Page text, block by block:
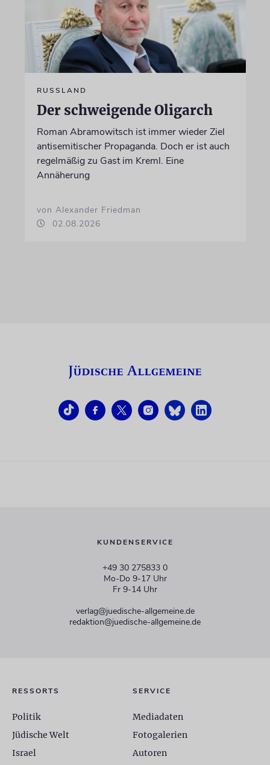
RUSSLAND
Der schweigende Oligarch
Roman Abramowitsch ist immer wieder Ziel
antisemitischer Propaganda. Doch er ist auch
regelmäßig zu Gast im Kreml. Eine
Annäherung
von Alexander Friedman
02.08.2026
KUNDENSERVICE
+49 30 275833 0
Mo-Do 9-17 Uhr
Fr 9-14 Uhr
verlag@juedische-allgemeine.de
redaktion@juedische-allgemeine.de
RESSORTS
Politik
Jüdische Welt
Israel
SERVICE
Mediadaten
Fotogalerien
Autoren